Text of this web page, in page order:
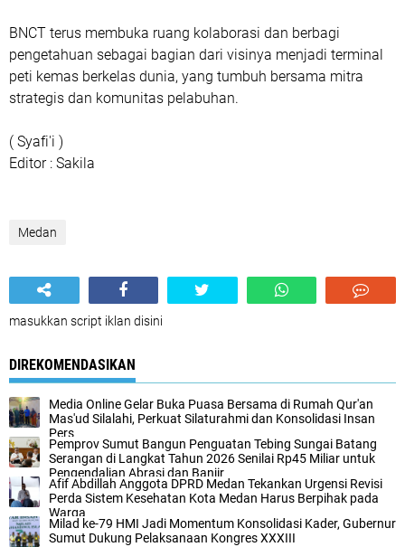
BNCT terus membuka ruang kolaborasi dan berbagi
pengetahuan sebagai bagian dari visinya menjadi terminal
peti kemas berkelas dunia, yang tumbuh bersama mitra
strategis dan komunitas pelabuhan.
( Syafi'i )
Editor : Sakila
Medan
masukkan script iklan disini
DIREKOMENDASIKAN
Media Online Gelar Buka Puasa Bersama di Rumah Qur'an
Mas'ud Silalahi, Perkuat Silaturahmi dan Konsolidasi Insan
Pers
Pemprov Sumut Bangun Penguatan Tebing Sungai Batang
Serangan di Langkat Tahun 2026 Senilai Rp45 Miliar untuk
Pengendalian Abrasi dan Banjir
Afif Abdillah Anggota DPRD Medan Tekankan Urgensi Revisi
Perda Sistem Kesehatan Kota Medan Harus Berpihak pada
Warga
Milad ke-79 HMI Jadi Momentum Konsolidasi Kader, Gubernur
Sumut Dukung Pelaksanaan Kongres XXXIII